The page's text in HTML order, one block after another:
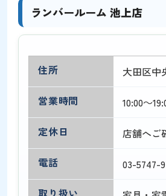
ランバールーム 池上店
住所
大田区中
営業時間
10:00～
定休日
店舗へご
電話
03-5747-